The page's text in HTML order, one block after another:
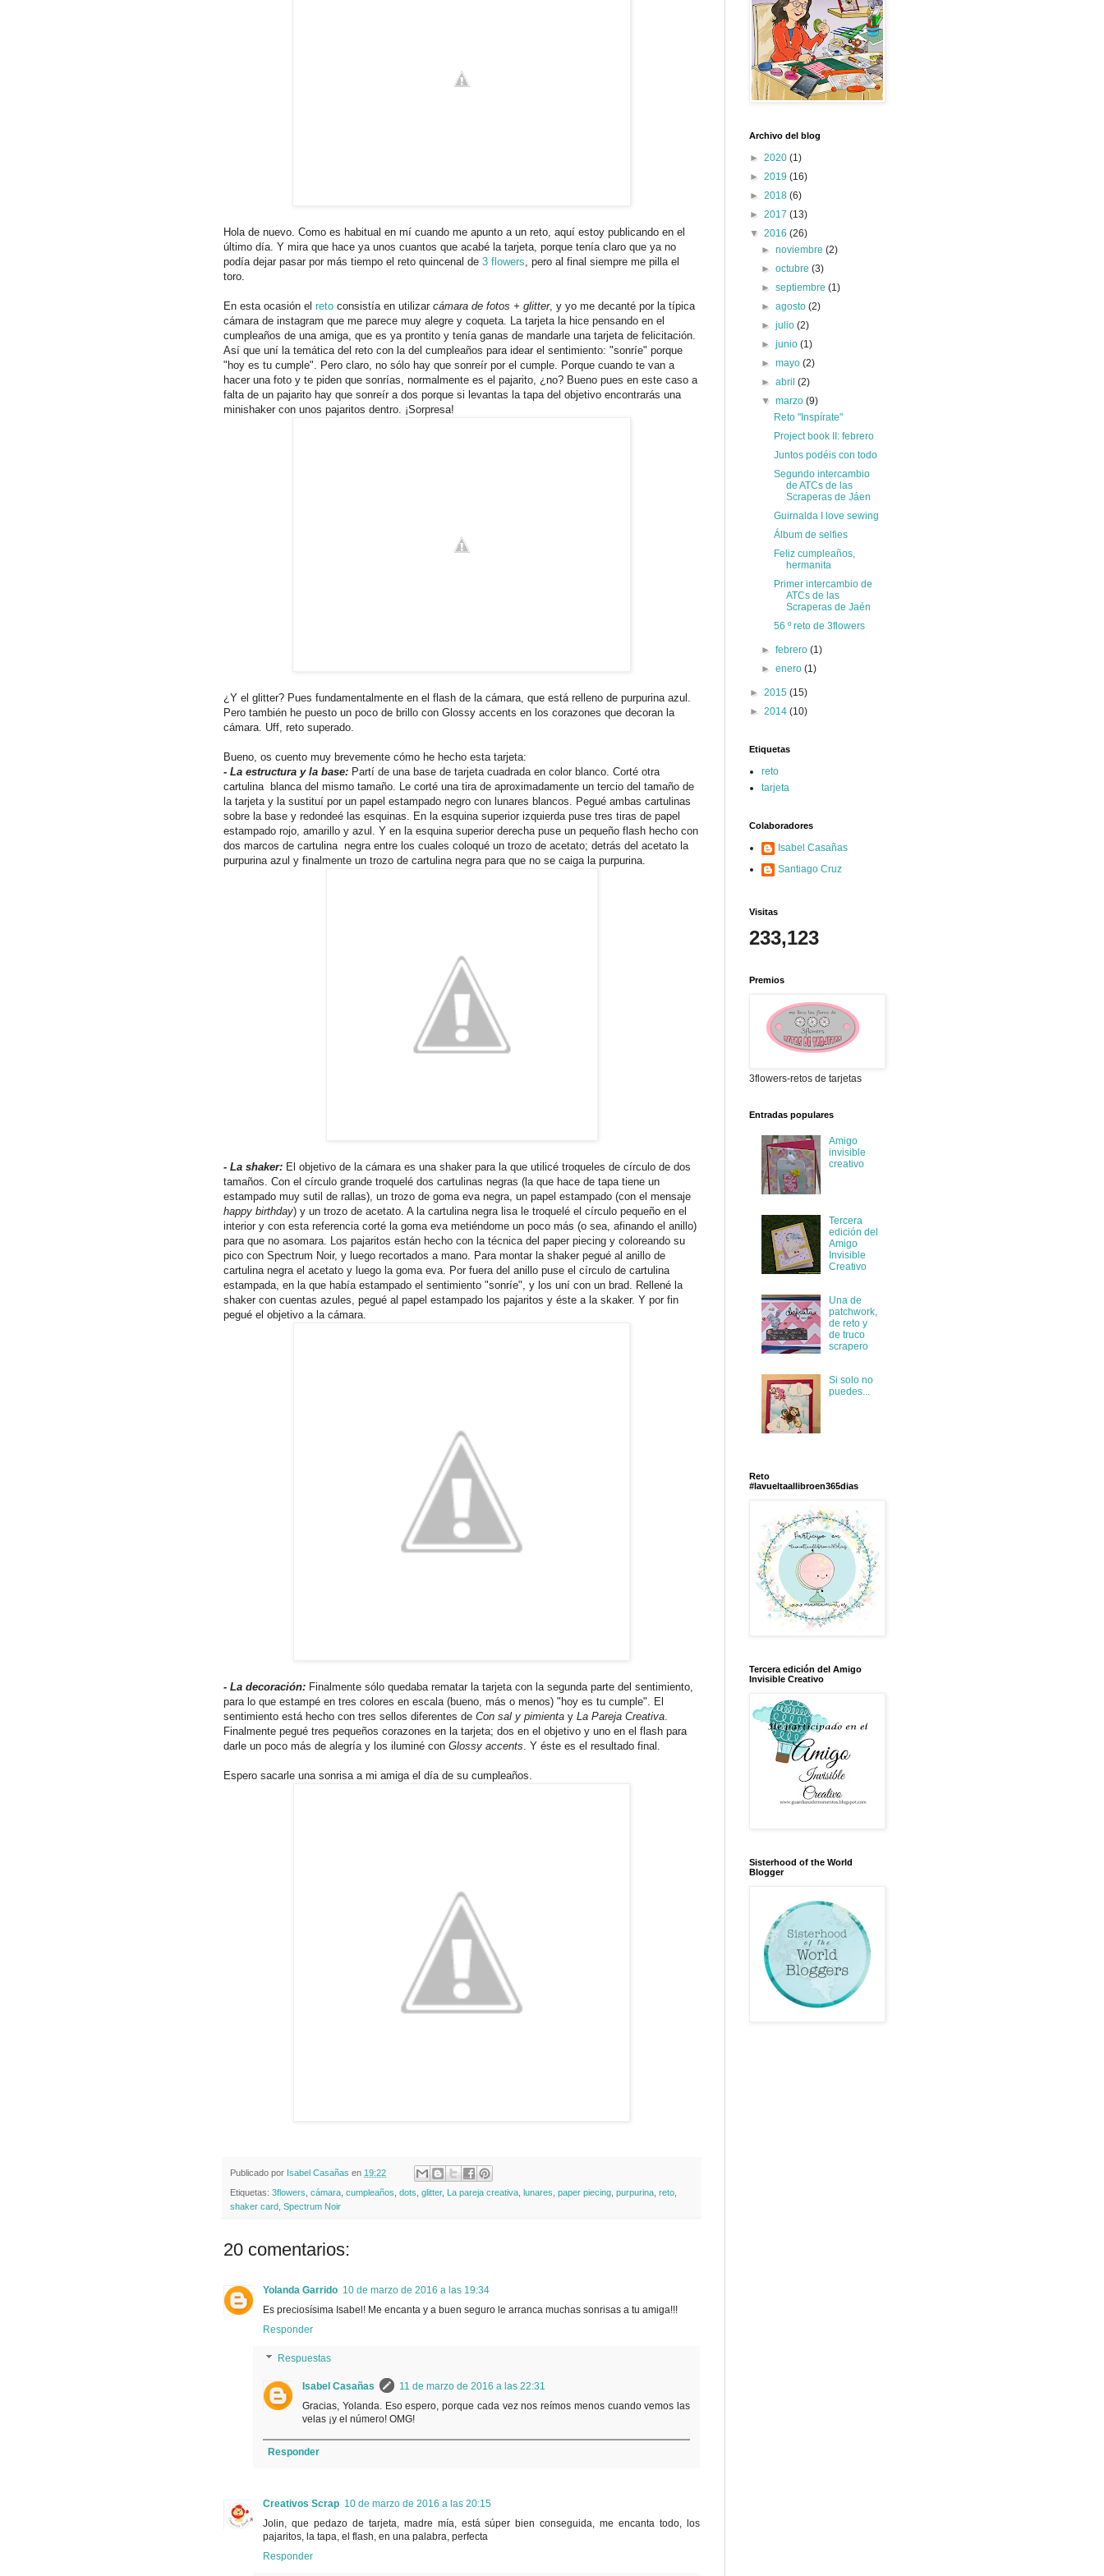
Hola de nuevo. Como es habitual en mí cuando me apunto a un reto, aquí estoy publicando en el
último día. Y mira que hace ya unos cuantos que acabé la tarjeta, porque tenía claro que ya no
podía dejar pasar por más tiempo el reto quincenal de 3 flowers , pero al final siempre me pilla el
toro.
En esta ocasión el reto consistía en utilizar cámara de fotos + glitter, y yo me decanté por la típica
cámara de instagram que me parece muy alegre y coqueta. La tarjeta la hice pensando en el
cumpleaños de una amiga, que es ya prontito y tenía ganas de mandarle una tarjeta de felicitación.
Así que uní la temática del reto con la del cumpleaños para idear el sentimiento: "sonríe" porque
"hoy es tu cumple". Pero claro, no sólo hay que sonreír por el cumple. Porque cuando te van a
hacer una foto y te piden que sonrías, normalmente es el pajarito, ¿no? Bueno pues en este caso a
falta de un pajarito hay que sonreír a dos porque si levantas la tapa del objetivo encontrarás una
minishaker con unos pajaritos dentro. ¡Sorpresa!
¿Y el glitter? Pues fundamentalmente en el flash de la cámara, que está relleno de purpurina azul.
Pero también he puesto un poco de brillo con Glossy accents en los corazones que decoran la
cámara. Uff, reto superado.
Bueno, os cuento muy brevemente cómo he hecho esta tarjeta:
- La estructura y la base: Partí de una base de tarjeta cuadrada en color blanco. Corté otra
cartulina blanca del mismo tamaño. Le corté una tira de aproximadamente un tercio del tamaño de
la tarjeta y la sustituí por un papel estampado negro con lunares blancos. Pegué ambas cartulinas
sobre la base y redondeé las esquinas. En la esquina superior izquierda puse tres tiras de papel
estampado rojo, amarillo y azul. Y en la esquina superior derecha puse un pequeño flash hecho con
dos marcos de cartulina negra entre los cuales coloqué un trozo de acetato; detrás del acetato la
purpurina azul y finalmente un trozo de cartulina negra para que no se caiga la purpurina.
- La shaker: El objetivo de la cámara es una shaker para la que utilicé troqueles de círculo de dos
tamaños. Con el círculo grande troquelé dos cartulinas negras (la que hace de tapa tiene un
estampado muy sutil de rallas), un trozo de goma eva negra, un papel estampado (con el mensaje
happy birthday) y un trozo de acetato. A la cartulina negra lisa le troquelé el círculo pequeño en el
interior y con esta referencia corté la goma eva metiéndome un poco más (o sea, afinando el anillo)
para que no asomara. Los pajaritos están hecho con la técnica del paper piecing y coloreando su
pico con Spectrum Noir, y luego recortados a mano. Para montar la shaker pegué al anillo de
cartulina negra el acetato y luego la goma eva. Por fuera del anillo puse el círculo de cartulina
estampada, en la que había estampado el sentimiento "sonríe", y los uní con un brad. Rellené la
shaker con cuentas azules, pegué al papel estampado los pajaritos y éste a la skaker. Y por fin
pegué el objetivo a la cámara.
- La decoración: Finalmente sólo quedaba rematar la tarjeta con la segunda parte del sentimiento,
para lo que estampé en tres colores en escala (bueno, más o menos) "hoy es tu cumple". El
sentimiento está hecho con tres sellos diferentes de Con sal y pimienta y La Pareja Creativa
Finalmente pegué tres pequeños corazones en la tarjeta; dos en el objetivo y uno en el flash para
darle un poco más de alegría y los iluminé con Glossy accents . Y éste es el resultado final.
Espero sacarle una sonrisa a mi amiga el día de su cumpleaños.
Publicado por Isabel Casañas en 19:22
Etiquetas: 3flowers cámara cumpleaños dots glitter, La pareja creativa lunares paper piecing purpurina reto
shaker card Spectrum Noir
20 comentarios:
Yolanda Garrido 10 de marzo de 2016 a las 19:34
Es preciosísima Isabel! Me encanta y a buen seguro le arranca muchas sonrisas a tu amiga!!!
Responder
Respuestas
Isabel Casañas
11 de marzo de 2016 a las 22:31
Gracias, Yolanda. Eso espero, porque cada vez nos reímos menos cuando vemos las
velas ¡y el número! OMG!
Responder
Creativos Scrap 10 de marzo de 2016 a las 20:15
Jolin, que pedazo de tarjeta, madre mía, está súper bien conseguida, me encanta todo, los
pajaritos, la tapa, el flash, en una palabra, perfecta
Responder
Archivo del blog
► 2020 (1)
► 2019 (16)
► 2018 (6)
► 2017 (13)
▼ 2016 (26)
►noviembre(2)
►octubre(3)
►septiembre(1)
►agosto(2)
►julio(2)
►junio(1)
►mayo(2)
►abril(2)
▼marzo(9)
Reto "Inspírate"
Project book II: febrero
Juntos podéis con todo
Segundo intercambio
de ATCs de las
Scraperas de Jáen
Guirnalda I love sewing
Álbum de selfies
Feliz cumpleaños,
hermanita
Primer intercambio de
ATCs de las
Scraperas de Jaén
56 º reto de 3flowers
►febrero(1)
►enero(1)
► 2015 (15)
► 2014 (10)
Etiquetas
reto
tarjeta
Colaboradores
Isabel Casañas
Santiago Cruz
Visitas
233,123
Premios
3flowers-retos de tarjetas
Entradas populares
Amigo
invisible
creativo
Tercera
edición del
Amigo
Invisible
Creativo
Una de
patchwork,
de reto y
de truco
scrapero
Si solo no
puedes...
Reto
#lavueltaallibroen365dias
Tercera edición del Amigo
Invisible Creativo
Sisterhood of the World
Blogger